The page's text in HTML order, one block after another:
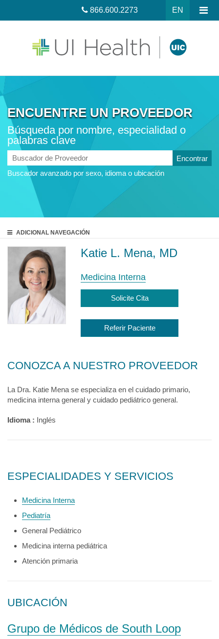
EN
866.600.2273
ENCUENTRE UN PROVEEDOR
Búsqueda por nombre, especialidad o
palabras clave
Buscador
de
Proveedor
Buscador avanzado por sexo, idioma o ubicación
ADICIONAL NAVEGACIÓN
Katie L. Mena, MD
Medicina Interna
Solicite Cita
Referir Paciente
CONOZCA A NUESTRO PROVEEDOR
La Dra. Katie Mena se especializa en el cuidado primario,
medicina interna general y cuidado pediátrico general.
Idioma : Inglés
ESPECIALIDADES Y SERVICIOS
Medicina Interna
Pediatría
General Pediátrico
Medicina interna pediátrica
Atención primaria
UBICACIÓN
Grupo de Médicos de South Loop